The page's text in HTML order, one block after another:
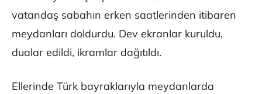
vatandaş sabahın erken saatlerinden itibaren
meydanları doldurdu. Dev ekranlar kuruldu,
dualar edildi, ikramlar dağıtıldı.
Ellerinde Türk bayraklarıyla meydanlarda